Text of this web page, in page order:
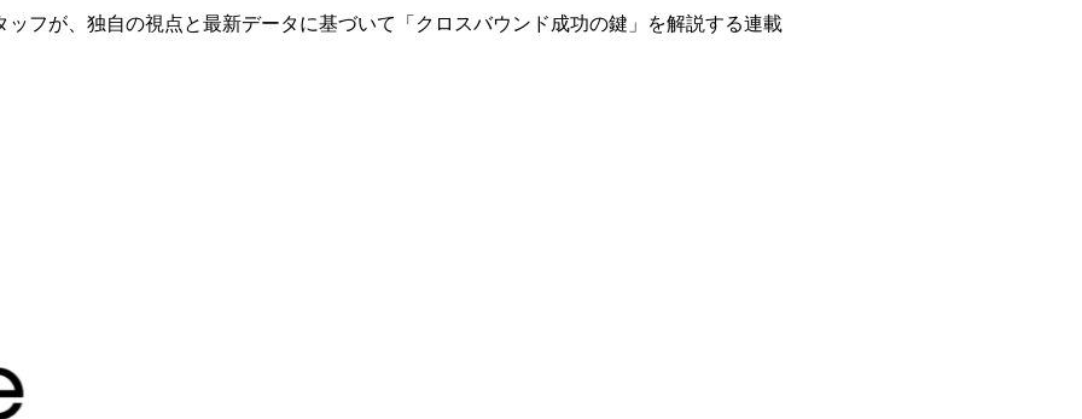
フが、独自の視点と最新データに基づいて「クロスバウンド成功の鍵」を解説する連載